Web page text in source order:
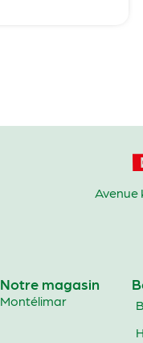
Avenue
Notre magasin
Montélimar